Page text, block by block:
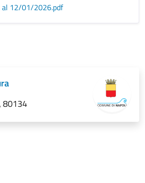
al 12/01/2026.pdf
80134